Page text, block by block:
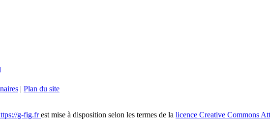
| Plan du site
g-fig.frest mise à disposition selon les termes de la licence Creative Commons